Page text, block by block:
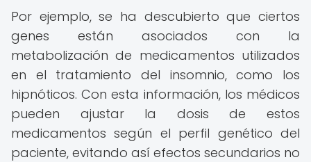
Por ejemplo, se ha descubierto que ciertos
genes están asociados con la
metabolización de medicamentos utilizados
en el tratamiento del insomnio, como los
hipnóticos. Con esta información, los médicos
pueden ajustar la dosis de estos
medicamentos según el perfil genético del
paciente, evitando así efectos secundarios no